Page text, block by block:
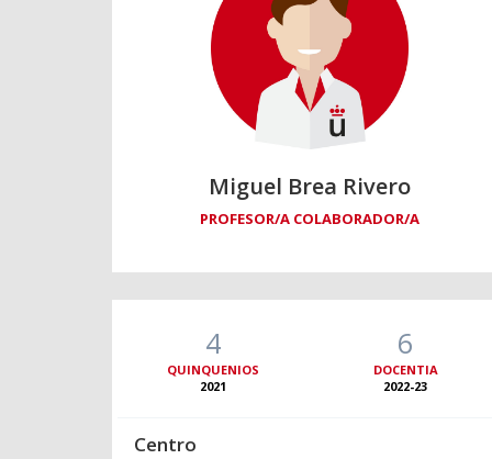
Miguel Brea Rivero
PROFESOR/A COLABORADOR/A
4
QUINQUENIOS
2021
6
DOCENTIA
2022-23
Centro